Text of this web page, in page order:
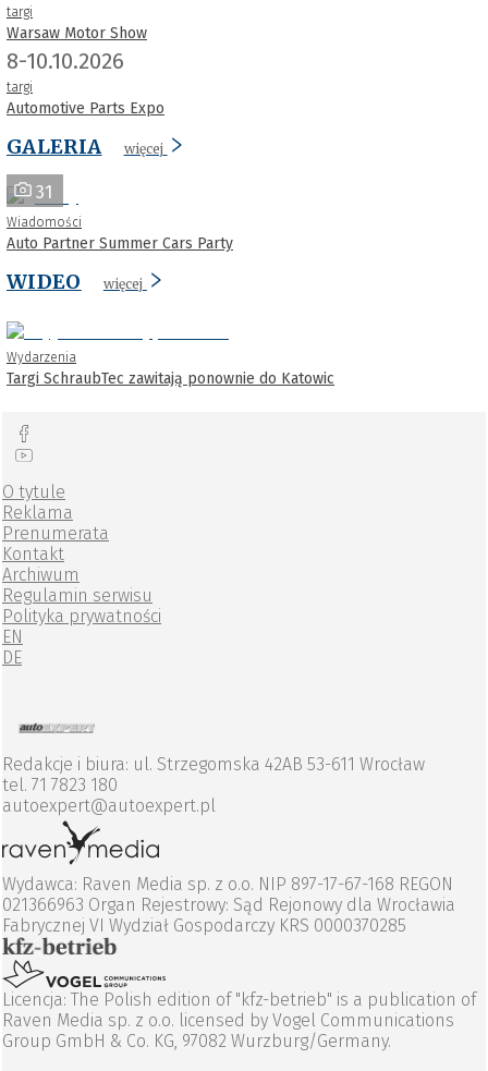
targi
Warsaw Motor Show
8-10.10.2026
targi
Automotive Parts Expo
GALERIA więcej
31
Wiadomości
Auto Partner Summer Cars Party
WIDEO więcej
Wydarzenia
Targi SchraubTec zawitają ponownie do Katowic
O tytule
Reklama
Prenumerata
Kontakt
Archiwum
Regulamin serwisu
Polityka prywatności
EN
DE
Redakcje i biura: ul. Strzegomska 42AB 53-611 Wrocław
tel. 71 7823 180
autoexpert@autoexpert.pl
Wydawca: Raven Media sp. z o.o. NIP 897-17-67-168 REGON
021366963 Organ Rejestrowy: Sąd Rejonowy dla Wrocławia
Fabrycznej VI Wydział Gospodarczy KRS 0000370285
Licencja: The Polish edition of "kfz-betrieb" is a publication of
Raven Media sp. z o.o. licensed by Vogel Communications
Group GmbH & Co. KG, 97082 Wurzburg/Germany.